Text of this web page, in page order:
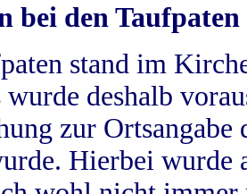
bei den Taufpaten
stand im
deshalb
zur
Hierbei wurde